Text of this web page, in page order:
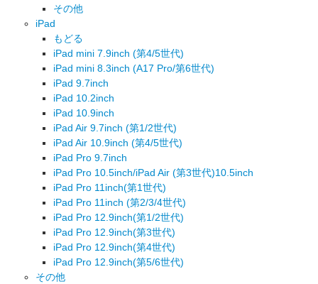
その他
iPad
もどる
iPad mini 7.9inch (第4/5世代)
iPad mini 8.3inch (A17 Pro/第6世代)
iPad 9.7inch
iPad 10.2inch
iPad 10.9inch
iPad Air 9.7inch (第1/2世代)
iPad Air 10.9inch (第4/5世代)
iPad Pro 9.7inch
iPad Pro 10.5inch/iPad Air (第3世代)10.5inch
iPad Pro 11inch(第1世代)
iPad Pro 11inch (第2/3/4世代)
iPad Pro 12.9inch(第1/2世代)
iPad Pro 12.9inch(第3世代)
iPad Pro 12.9inch(第4世代)
iPad Pro 12.9inch(第5/6世代)
その他